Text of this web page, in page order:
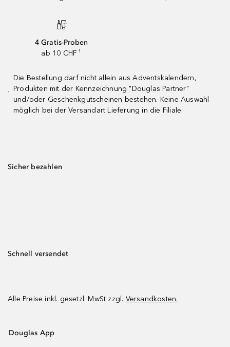
4 Gratis-Proben
ab 10 CHF ¹
¹
Die Bestellung darf nicht allein aus Adventskalendern,
Produkten mit der Kennzeichnung "Douglas Partner"
und/oder Geschenkgutscheinen bestehen. Keine Auswahl
möglich bei der Versandart Lieferung in die Filiale.
Sicher bezahlen
Schnell versendet
Alle Preise inkl. gesetzl. MwSt zzgl. Versandkosten.
Douglas App